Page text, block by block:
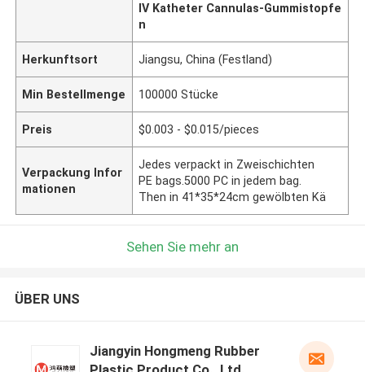
IV Katheter Cannulas-Gummistopfe
n
Herkunftsort Jiangsu, China (Festland)
Min Bestellmenge 100000 Stücke
Preis $0.003 - $0.015/pieces
Verpackung Infor
mationen
Jedes verpackt in Zweischichten
PE bags.5000 PC in jedem bag.
Then in 41*35*24cm gewölbten Kä
Sehen Sie mehr an
ÜBER UNS
Jiangyin Hongmeng Rubber